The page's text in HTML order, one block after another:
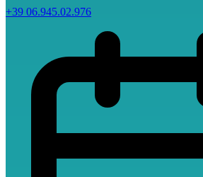
+39 06.945.02.976